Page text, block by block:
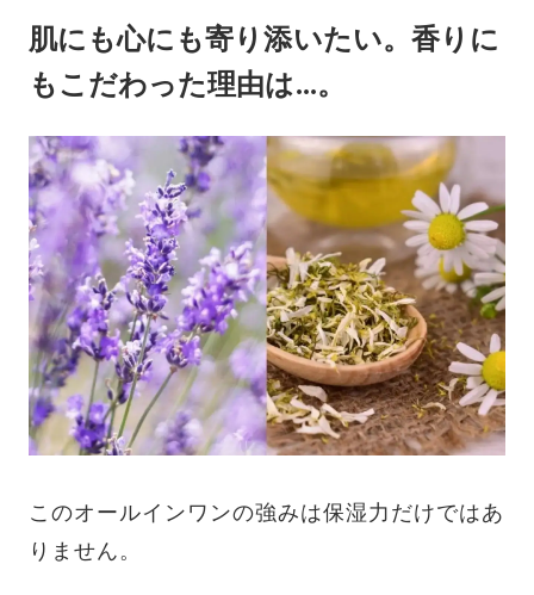
肌にも心にも寄り添いたい。香りに
もこだわった理由は...。
このオールインワンの強みは保湿力だけではあ
りません。